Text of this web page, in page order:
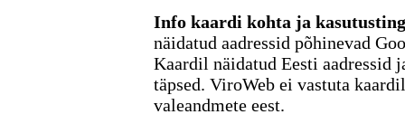
Info kaardi kohta ja
näidatud aadressid põhinevad
Kaardil näidatud Eesti aadressid
täpsed. ViroWeb ei vastuta
valeandmete eest.